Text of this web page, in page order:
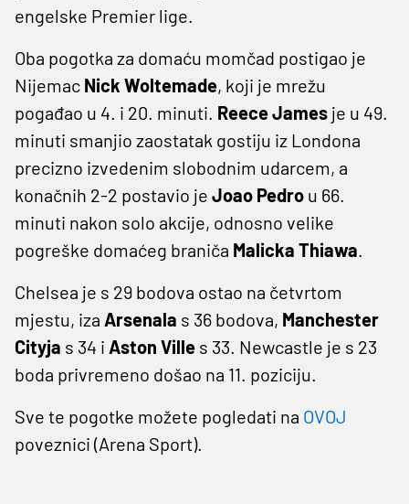
engelske Premier lige.
Oba pogotka za domaću momčad postigao je
Nijemac Nick Woltemade, koji je mrežu
pogađao u 4. i 20. minuti. Reece James je u 49.
minuti smanjio zaostatak gostiju iz Londona
precizno izvedenim slobodnim udarcem, a
konačnih 2-2 postavio je Joao Pedro u 66.
minuti nakon solo akcije, odnosno velike
pogreške domaćeg braniča Malicka Thiawa.
Chelsea je s 29 bodova ostao na četvrtom
mjestu, iza Arsenala s 36 bodova, Manchester
Cityja s 34 i Aston Ville s 33. Newcastle je s 23
boda privremeno došao na 11. poziciju.
Sve te pogotke možete pogledati na OVOJ
poveznici (Arena Sport).